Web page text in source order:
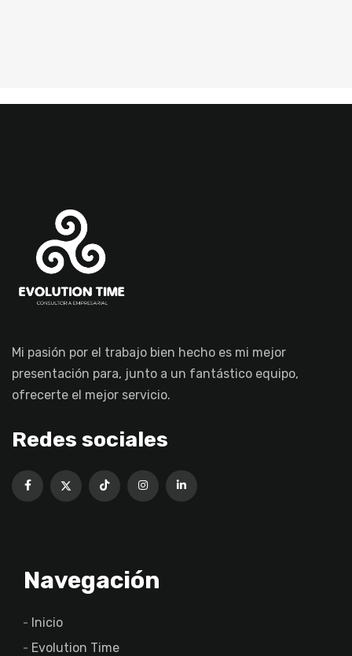
Mi pasión por el trabajo bien hecho es mi mejor
presentación para, junto a un fantástico equipo,
ofrecerte el mejor servicio.
Redes sociales
Navegación
Inicio
Evolution Time